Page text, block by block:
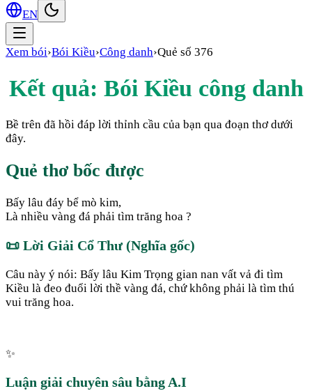
EN
Xem bói›Bói Kiều›Công danh›Quẻ số 376
Kết quả: Bói Kiều công danh
Bề trên đã hồi đáp lời thỉnh cầu của bạn qua đoạn thơ dưới
đây.
Quẻ thơ bốc được
Bấy lâu đáy bể mò kim,
Là nhiều vàng đá phải tìm trăng hoa ?
📜 Lời Giải Cổ Thư (Nghĩa gốc)
Câu này ý nói: Bấy lâu Kim Trọng gian nan vất vả đi tìm
Kiều là đeo đuổi lời thề vàng đá, chứ không phải là tìm thú
vui trăng hoa.
✨
Luận giải chuyên sâu bằng A.I